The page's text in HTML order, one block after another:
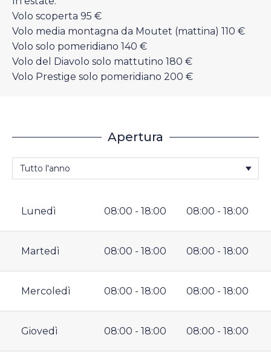
Volo scoperta 95 €
Volo media montagna da Moutet (mattina) 110 €
Volo solo pomeridiano 140 €
Volo del Diavolo solo mattutino 180 €
Volo Prestige solo pomeridiano 200 €
Apertura
Lunedì 08:00 - 18:00 08:00 - 18:00
Martedì 08:00 - 18:00 08:00 - 18:00
Mercoledì 08:00 - 18:00 08:00 - 18:00
Giovedì 08:00 - 18:00 08:00 - 18:00